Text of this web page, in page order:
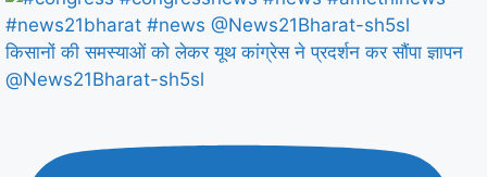
किसानों की समस्याओं को लेकर यूथ कांग्रेस ने प्रदर्शन कर सौंपा ज्ञापन
@News21Bharat-sh5sl